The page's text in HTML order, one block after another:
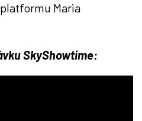
Maria
SkyShowtime: